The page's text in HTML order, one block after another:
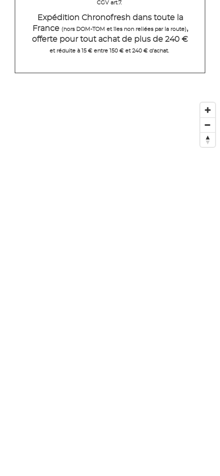
CGV art.7.
Expédition Chronofresh dans toute la
France (hors DOM-TOM et îles non reliées par la route),
offerte pour tout achat de plus de 240 €
et réduite à 15 € entre 150 € et 240 € d'achat.